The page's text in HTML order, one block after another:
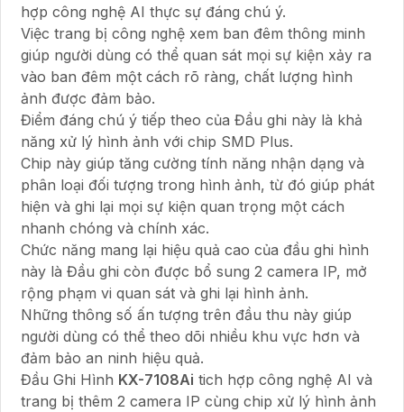
hợp công nghệ AI thực sự đáng chú ý.
Việc trang bị công nghệ xem ban đêm thông minh
giúp người dùng có thể quan sát mọi sự kiện xảy ra
vào ban đêm một cách rõ ràng, chất lượng hình
ảnh được đảm bảo.
Điểm đáng chú ý tiếp theo của Đầu ghi này là khả
năng xử lý hình ảnh với chip SMD Plus.
Chip này giúp tăng cường tính năng nhận dạng và
phân loại đối tượng trong hình ảnh, từ đó giúp phát
hiện và ghi lại mọi sự kiện quan trọng một cách
nhanh chóng và chính xác.
Chức năng mang lại hiệu quả cao của đầu ghi hình
này là Đầu ghi còn được bổ sung 2 camera IP, mở
rộng phạm vi quan sát và ghi lại hình ảnh.
Những thông số ấn tượng trên đầu thu này giúp
người dùng có thể theo dõi nhiều khu vực hơn và
đảm bảo an ninh hiệu quả.
Đầu Ghi Hình KX-7108Ai tich hợp công nghệ AI và
trang bị thêm 2 camera IP cùng chip xử lý hình ảnh